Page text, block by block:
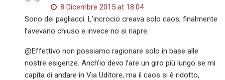
8 Dicembre 2015 at 18:04
Sono dei pagliacci. L’incrocio creava solo caos, finalmente
l’avevano chiuso e invece no si riapre.
@Effettivo non possiamo ragionare solo in base alle
nostre esigenze. Anch’io devo fare un giro più lungo se mi
capita di andare in Via Uditore, ma il caos si è ridotto,